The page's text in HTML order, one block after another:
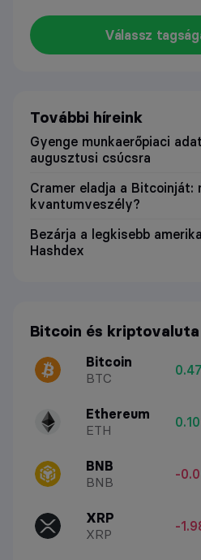
Válassz
További híreink
Gyenge munkaerőpiaci
augusztusi csúcsra
Cramer eladja a Bitcoinját:
kvantumveszély?
Bezárja a legkisebb
Hashdex
Bitcoin és
Bitcoin
BTC
Ethereum
ETH
BNB
BNB
-
XRP
XRP
-